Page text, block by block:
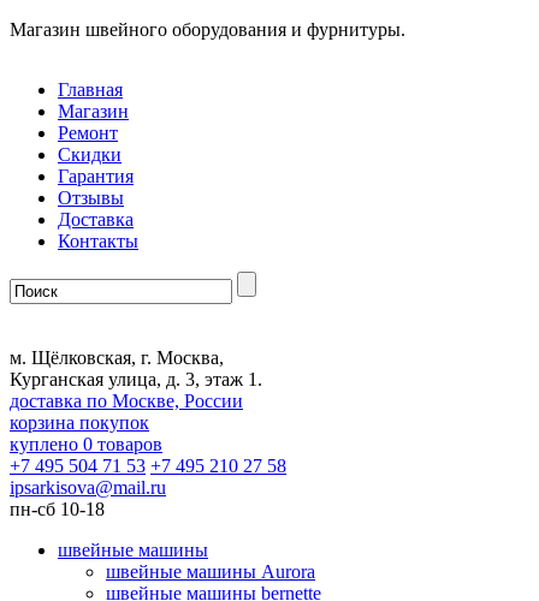
Магазин швейного оборудования и фурнитуры.
Главная
Магазин
Ремонт
Скидки
Гарантия
Отзывы
Доставка
Контакты
м. Щёлковская, г. Москва,
Курганская улица, д. 3, этаж 1.
доставка по Москве, России
корзина покупок
куплено 0 товаров
+7 495 504 71 53 +7 495 210 27 58
ipsarkisova@mail.ru
пн-сб 10-18
швейные машины
швейные машины Aurora
швейные машины bernette